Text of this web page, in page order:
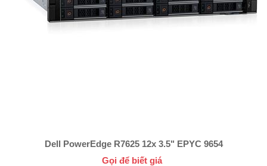
Dell PowerEdge R7625 12x 3.5" EPYC 9654
Gọi để biết giá